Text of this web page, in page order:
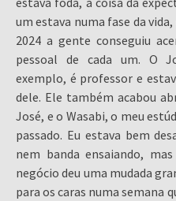
um estava numa fase da
2024 a gente conseguiu
pessoal de cada um. O
exemplo, é professor e
dele. Ele também acabou
José, e o Wasabi, o meu
passado. Eu estava bem
nem banda ensaiando,
negócio deu uma mudada
para os caras numa semana